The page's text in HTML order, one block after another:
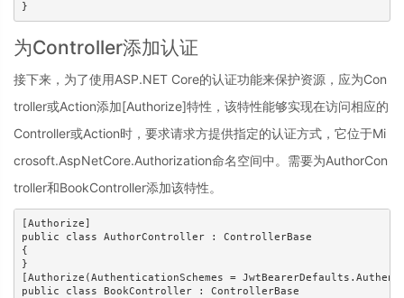
为Controller添加认证
接下来，为了使用ASP.NET Core的认证功能来保护资源，应为Con
troller或Action添加[Authorize]特性，该特性能够实现在访问相应的
Controller或Action时，要求请求方提供指定的认证方式，它位于Mi
crosoft.AspNetCore.Authorization命名空间中。需要为AuthorCon
troller和BookController添加该特性。
[Authorize]
public class AuthorController : ControllerBase
{
}
[Authorize(AuthenticationSchemes =
public class BookController : ControllerBase